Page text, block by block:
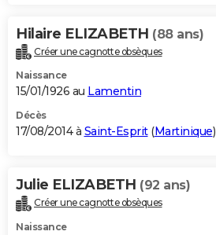
Hilaire ELIZABETH (88 ans)
Créer une cagnotte obsèques
Naissance
15/01/1926 au Lamentin
Décès
17/08/2014 à Saint-Esprit(Martinique)
Julie ELIZABETH (92 ans)
Créer une cagnotte obsèques
Naissance